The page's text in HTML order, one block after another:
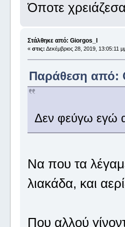
Όποτε
Στάλθηκε από: Giorgos_I
« στις: Δεκέμβριος 28, 2019, 13:05:11
Παράθεση από:
Δεν φεύγω εγώ
Να που τα
λιακάδα, και
Που αλλού